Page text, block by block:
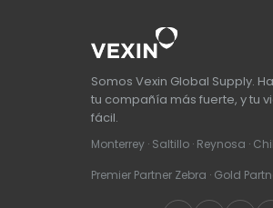
Somos Vexin Global Supply.
tu compañía más fuerte, y tu
fácil.
Monterrey · Saltillo · Reynosa ·
Premier Partner Zebra · Gold